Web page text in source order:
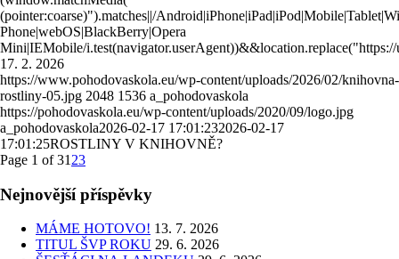
(pointer:coarse)").matches||/
Phone|webOS|BlackBerry|Opera
Mini|IEMobile/
17. 2. 2026
https://www.pohodovaskola.eu/wp-content/uploads/2026/02/knihovna-
rostliny-05.jpg 2048 1536 a_pohodovaskola
https://pohodovaskola.eu/wp-content/uploads/2020/09/logo.jpg
a_pohodovaskola2026-02-17 17:01:232026-02-17
17:01:25ROSTLINY V KNIHOVNĚ?
Page 1 of 31 23
Nejnovější příspěvky
MÁME HOTOVO! 13. 7. 2026
TITUL ŠVP ROKU 29. 6. 2026